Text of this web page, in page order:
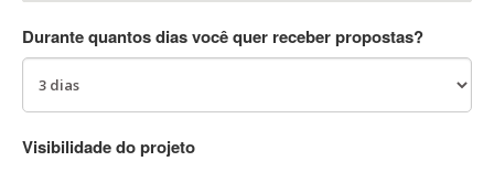
AC3
ACID Pro
Durante quantos dias você quer receber propostas?
Visibilidade do projeto